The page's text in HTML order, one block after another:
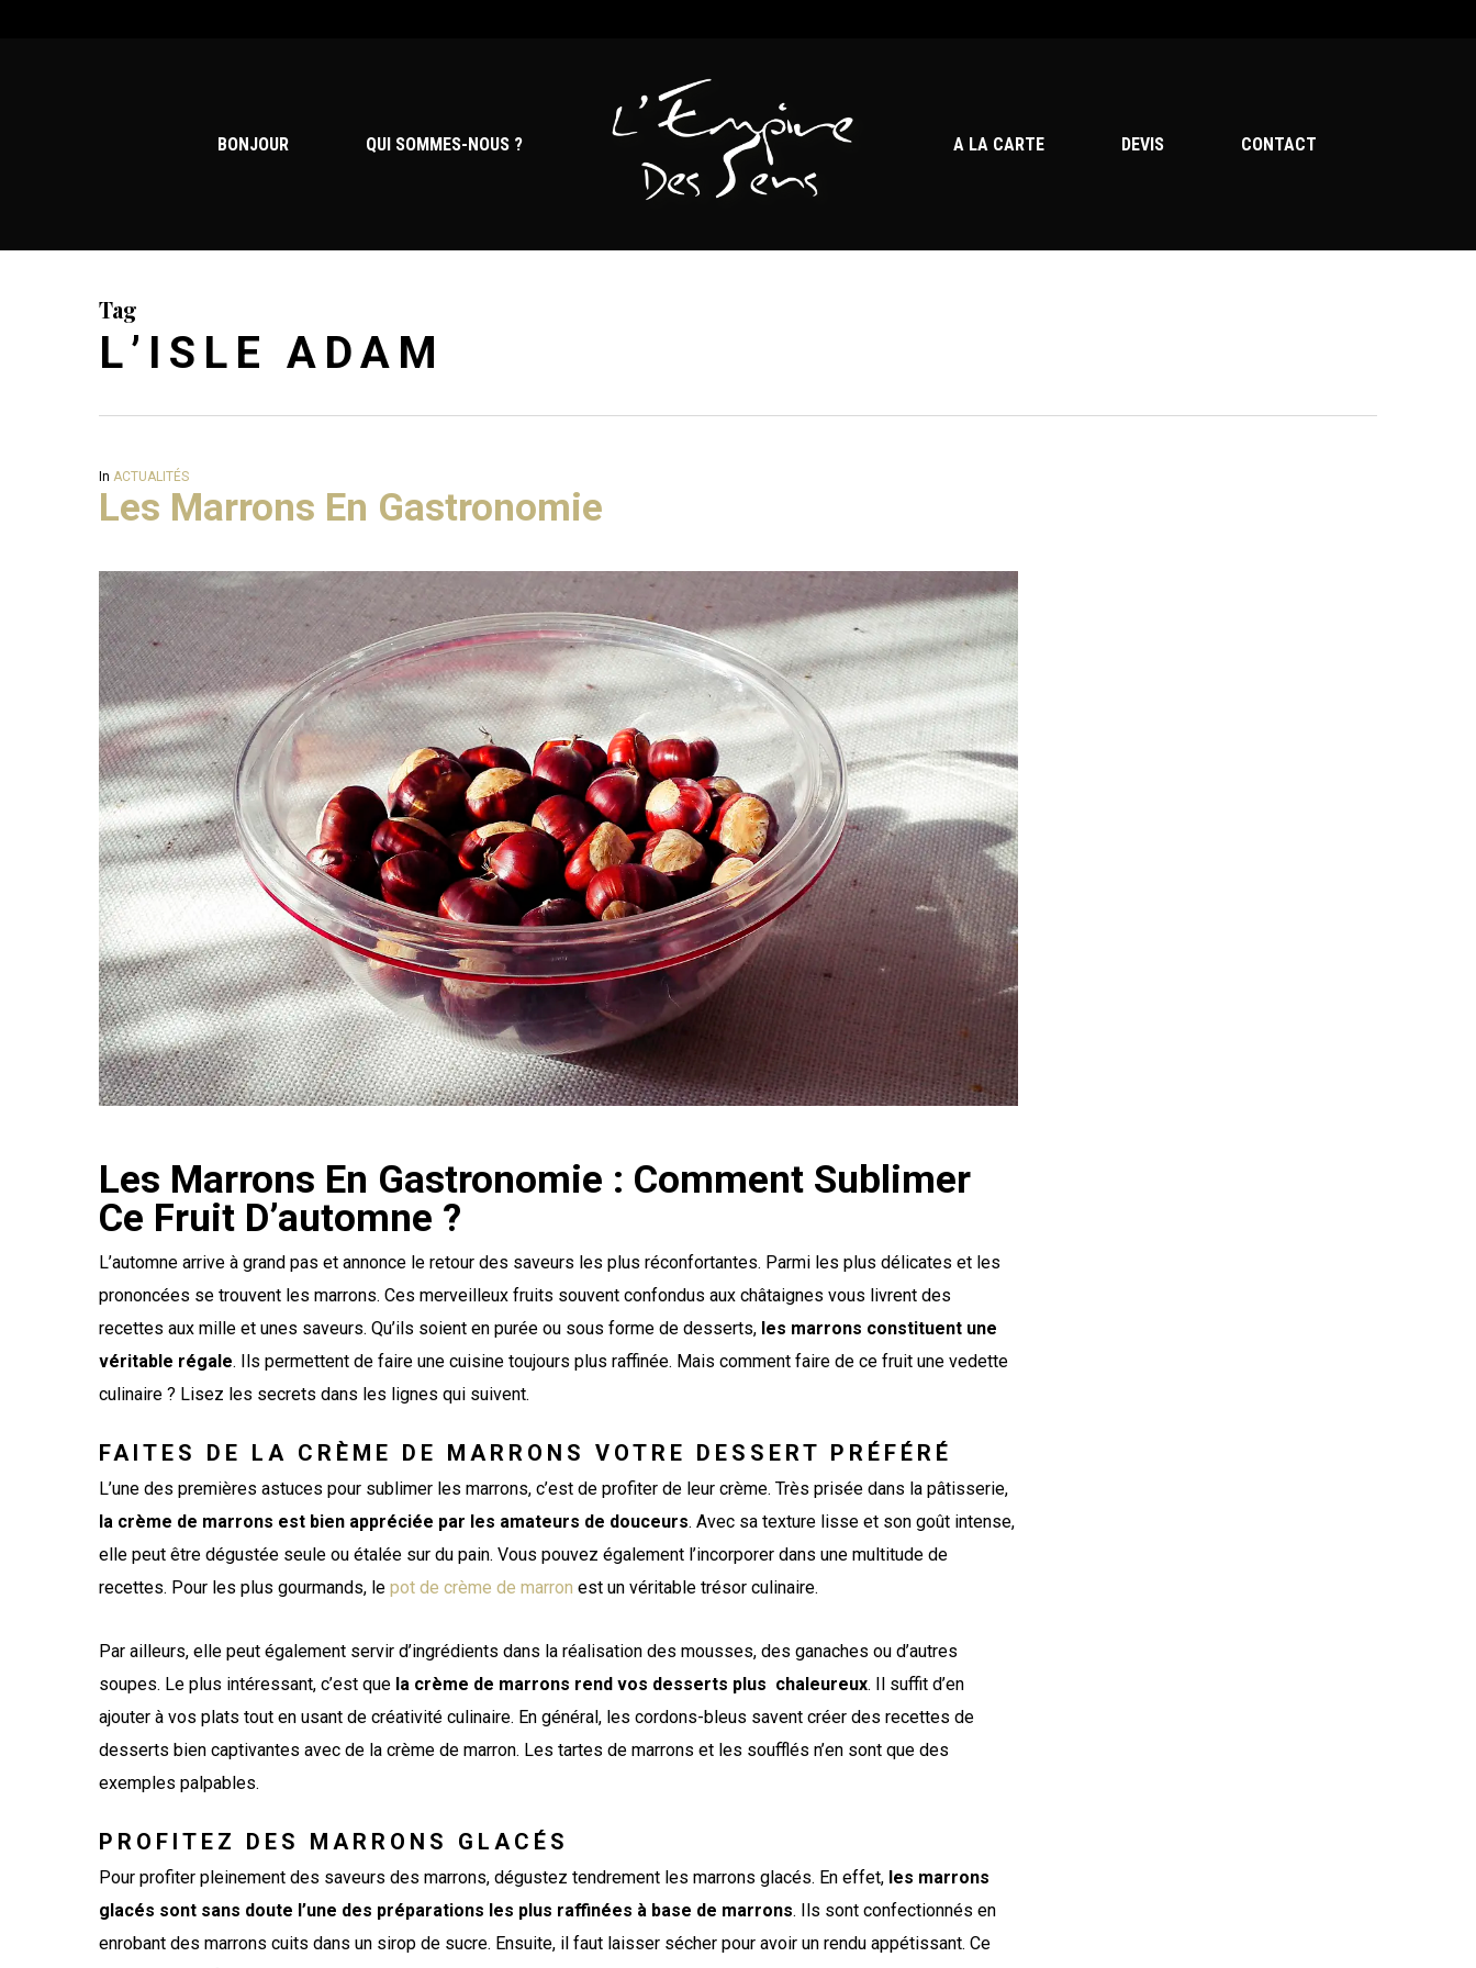
BONJOUR
QUI SOMMES-NOUS ? A LA CARTE DEVIS CONTACT
Tag
L’ISLE ADAM
In ACTUALITÉS
Les Marrons En Gastronomie
Les Marrons En Gastronomie : Comment Sublimer
Ce Fruit D’automne ?
L’automne arrive à grand pas et annonce le retour des saveurs les plus réconfortantes. Parmi les plus délicates et les
prononcées se trouvent les marrons. Ces merveilleux fruits souvent confondus aux châtaignes vous livrent des
recettes aux mille et unes saveurs. Qu’ils soient en purée ou sous forme de desserts, les marrons constituent une
véritable régale. Ils permettent de faire une cuisine toujours plus raffinée. Mais comment faire de ce fruit une vedette
culinaire ? Lisez les secrets dans les lignes qui suivent.
FAITES DE LA CRÈME DE MARRONS VOTRE DESSERT PRÉFÉRÉ
L’une des premières astuces pour sublimer les marrons, c’est de profiter de leur crème. Très prisée dans la pâtisserie,
la crème de marrons est bien appréciée par les amateurs de douceurs. Avec sa texture lisse et son goût intense,
elle peut être dégustée seule ou étalée sur du pain. Vous pouvez également l’incorporer dans une multitude de
recettes. Pour les plus gourmands, le pot de crème de marron est un véritable trésor culinaire.
Par ailleurs, elle peut également servir d’ingrédients dans la réalisation des mousses, des ganaches ou d’autres
soupes. Le plus intéressant, c’est que la crème de marrons rend vos desserts plus chaleureux. Il suffit d’en
ajouter à vos plats tout en usant de créativité culinaire. En général, les cordons-bleus savent créer des recettes de
desserts bien captivantes avec de la crème de marron. Les tartes de marrons et les soufflés n’en sont que des
exemples palpables.
PROFITEZ DES MARRONS GLACÉS
Pour profiter pleinement des saveurs des marrons, dégustez tendrement les marrons glacés. En effet, les marrons
glacés sont sans doute l’une des préparations les plus raffinées à base de marrons. Ils sont confectionnés en
enrobant des marrons cuits dans un sirop de sucre. Ensuite, il faut laisser sécher pour avoir un rendu appétissant. Ce